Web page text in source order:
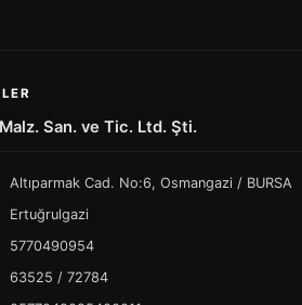
San. ve Tic. Ltd. Şti.
Altıparmak Cad. No:6, Osmangazi / BURSA
Ertuğrulgazi
5770490954
63525 / 72784